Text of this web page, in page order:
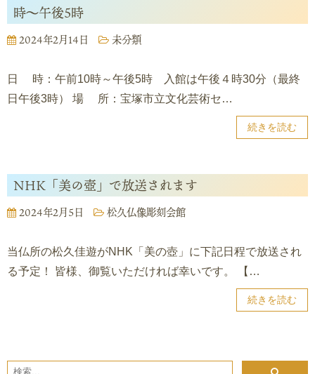
時～午後5時
2024年2月14日 未分類
日 時：午前10時～午後5時 入館は午後４時30分（最終
日午後3時） 場 所：宝塚市立文化芸術セ…
続きを読む
NHK「美の壺」で放送されます
2024年2月5日 松久仏像彫刻会館
当仏所の松久佳遊がNHK「美の壺」に下記日程で放送され
る予定！ 皆様、御覧いただければ幸いです。 【…
続きを読む